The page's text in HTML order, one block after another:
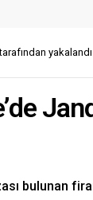
yakalandı
bulunan